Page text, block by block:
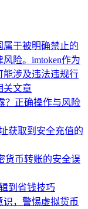
属于被明确禁止的
险。imtoken作为
能涉及违法违规行
关文章
？正确操作与风险
获取到安全充值的
货币转账的安全误
到省钱技巧
，警惕虚拟货币